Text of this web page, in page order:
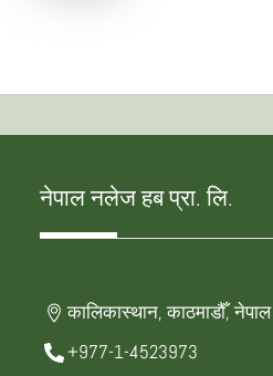
नेपाल नलेज हब प्रा. लि.
कालिकास्थान, काठमाडौँ, नेपाल
+977-1-4523973